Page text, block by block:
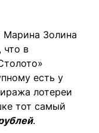
Марина Золина
что в
есть у
лотереи
тот самый
.